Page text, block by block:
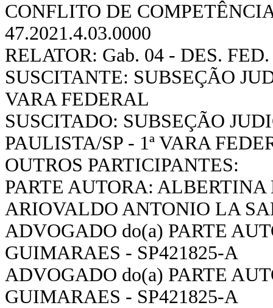
CONFLITO DE
47.2021.4.03.0000
RELATOR: Gab. 04 - DES.
SUSCITANTE: SUBSEÇÃO
VARA FEDERAL
SUSCITADO: SUBSEÇÃO
PAULISTA/SP - 1ª VARA
OUTROS PARTICIPANTES:
PARTE AUTORA:
ARIOVALDO ANTONIO LA
ADVOGADO do(a) PARTE
GUIMARAES - SP421825-A
ADVOGADO do(a) PARTE
GUIMARAES - SP421825-A